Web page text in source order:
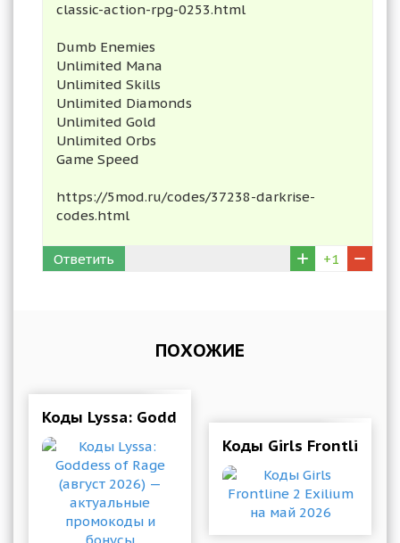
classic-action-rpg-0253.html
Dumb Enemies
Unlimited Mana
Unlimited Skills
Unlimited Diamonds
Unlimited Gold
Unlimited Orbs
Game Speed
https://5mod.ru/codes/37238-darkrise-
codes.html
Ответить +1
ПОХОЖИЕ
Коды Lyssa: Goddess of Rage (август 2026)
Коды Girls Frontline 2